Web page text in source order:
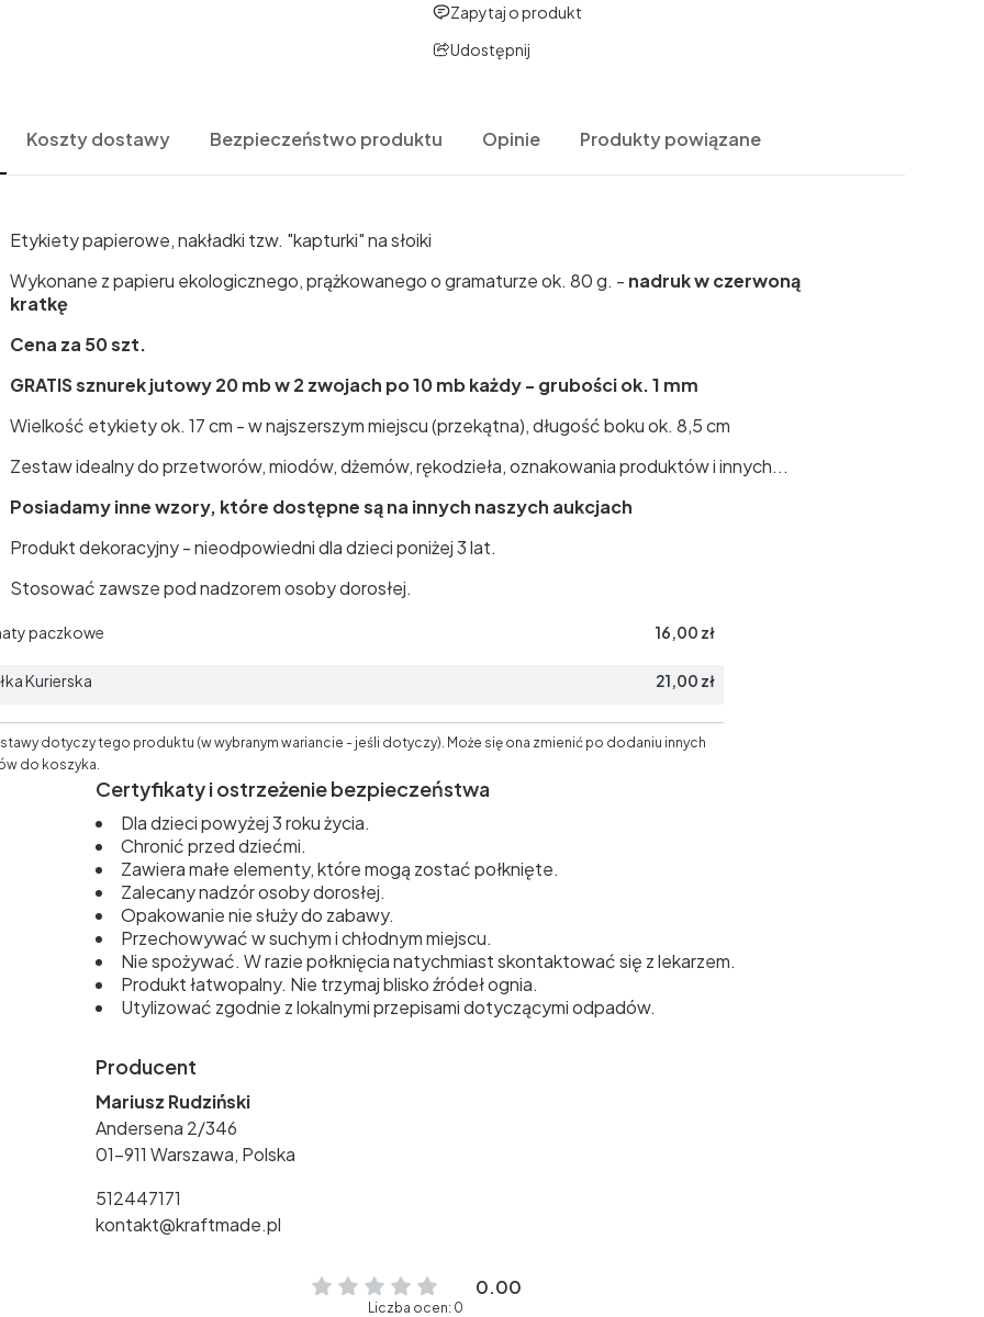
Zapytaj o produkt
Udostępnij
Koszty dostawy Bezpieczeństwo produktu Opinie Produkty powiązane
Etykiety papierowe, nakładki tzw. "kapturki" na słoiki
Wykonane z papieru ekologicznego, prążkowanego o gramaturze ok. 80 g. - nadruk w czerwoną
kratkę
Cena za 50 szt.
GRATIS sznurek jutowy 20 mb w 2 zwojach po 10 mb każdy - grubości ok. 1 mm
Wielkość etykiety ok. 17 cm - w najszerszym miejscu (przekątna), długość boku ok. 8,5 cm
Zestaw idealny do przetworów, miodów, dżemów, rękodzieła, oznakowania produktów i innych...
Posiadamy inne wzory, które dostępne są na innych naszych aukcjach
Produkt dekoracyjny - nieodpowiedni dla dzieci poniżej 3 lat.
Stosować zawsze pod nadzorem osoby dorosłej.
paczkowe 16,00 zł
Kurierska 21,00 zł
dotyczy tego produktu (w wybranym wariancie - jeśli dotyczy). Może się ona zmienić po dodaniu innych
do koszyka.
Certyfikaty i ostrzeżenie bezpieczeństwa
Dla dzieci powyżej 3 roku życia.
Chronić przed dziećmi.
Zawiera małe elementy, które mogą zostać połknięte.
Zalecany nadzór osoby dorosłej.
Opakowanie nie służy do zabawy.
Przechowywać w suchym i chłodnym miejscu.
Nie spożywać. W razie połknięcia natychmiast skontaktować się z lekarzem.
Produkt łatwopalny. Nie trzymaj blisko źródeł ognia.
Utylizować zgodnie z lokalnymi przepisami dotyczącymi odpadów.
Producent
Mariusz Rudziński
Andersena 2/346
01-911 Warszawa, Polska
512447171
kontakt@kraftmade.pl
0.00
Liczba ocen: 0